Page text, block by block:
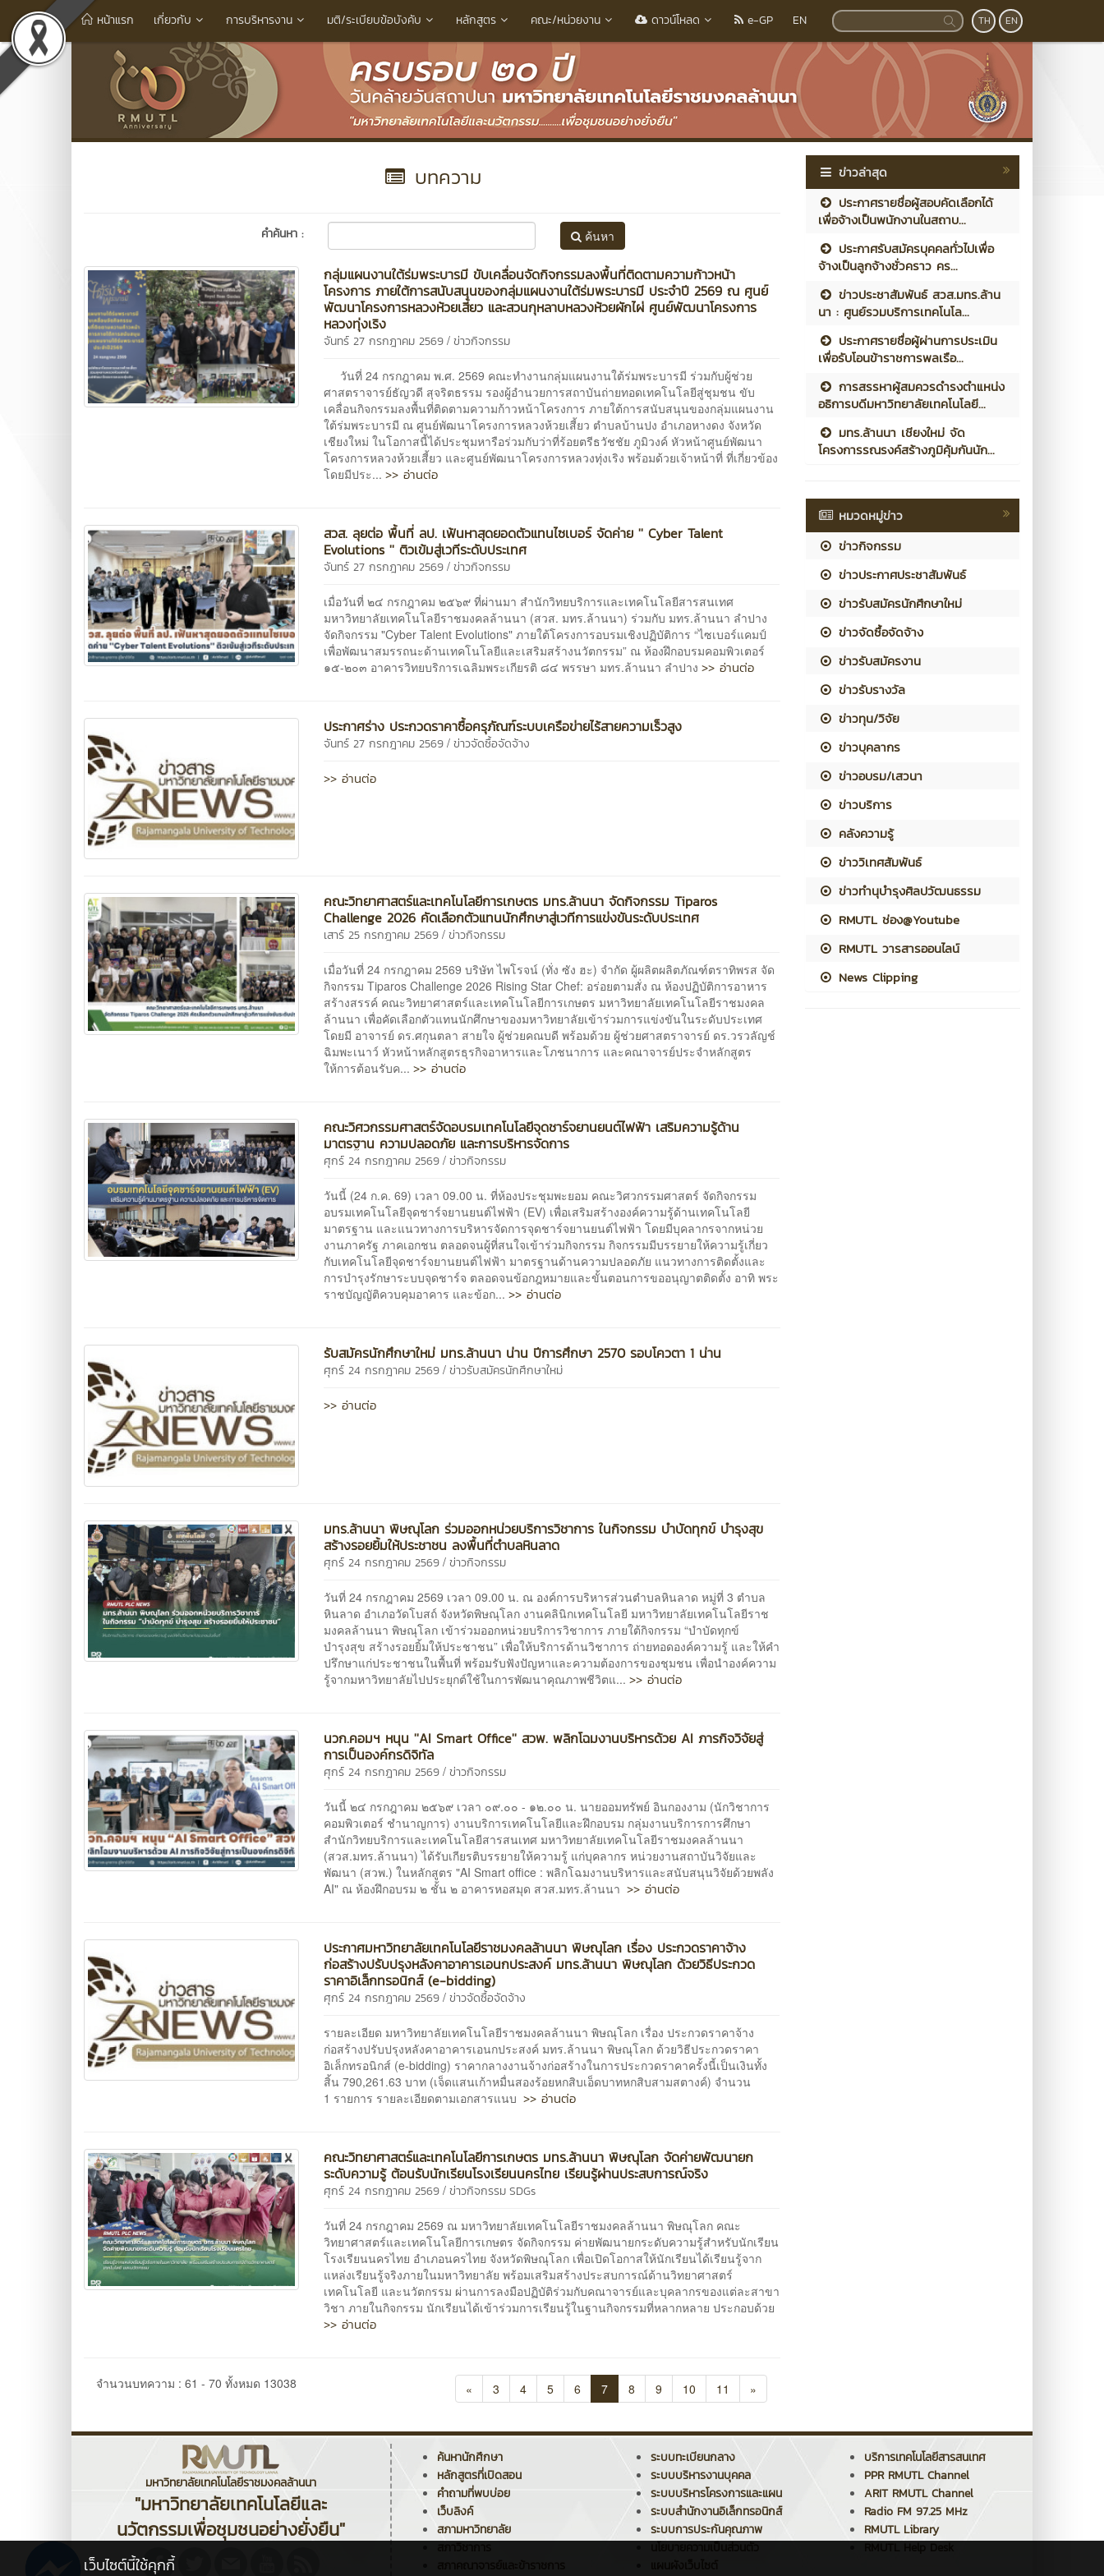
หน้าแรก เกี่ยวกับ การบริหารงาน มติ/ระเบียบข้อบังคับ หลักสูตร คณะ/หน่วยงาน ดาวน์โหลด e-GP EN TH EN
บทความ
คำค้นหา : ค้นหา
กลุ่มแผนงานใต้ร่มพระบารมี ขับเคลื่อนจัดกิจกรรมลงพื้นที่ติดตามความก้าวหน้า
โครงการ ภายใต้การสนับสนุนของกลุ่มแผนงานใต้ร่มพระบารมี ประจำปี 2569 ณ ศูนย์
พัฒนาโครงการหลวงห้วยเสี้ยว และสวนกุหลาบหลวงห้วยผักไผ่ ศูนย์พัฒนาโครงการ
หลวงทุ่งเริง
จันทร์ 27 กรกฎาคม 2569 /ข่าวกิจกรรม
วันที่ 24 กรกฎาคม พ.ศ. 2569 คณะทำงานกลุ่มแผนงานใต้ร่มพระบารมี ร่วมกับผู้ช่วย
ศาสตราจารย์ธัญวดี สุจริตธรรม รองผู้อำนวยการสถาบันถ่ายทอดเทคโนโลยีสู่ชุมชน ขับ
เคลื่อนกิจกรรมลงพื้นที่ติดตามความก้าวหน้าโครงการ ภายใต้การสนับสนุนของกลุ่มแผนงาน
ใต้ร่มพระบารมี ณ ศูนย์พัฒนาโครงการหลวงห้วยเสี้ยว ตำบลบ้านปง อำเภอหางดง จังหวัด
เชียงใหม่ ในโอกาสนี้ได้ประชุมหารือร่วมกับว่าที่ร้อยตรีธวัชชัย ภูมิวงค์ หัวหน้าศูนย์พัฒนา
โครงการหลวงห้วยเสี้ยว และศูนย์พัฒนาโครงการหลวงทุ่งเริง พร้อมด้วยเจ้าหน้าที่ ที่เกี่ยวข้อง
โดยมีประ...>> อ่านต่อ
สวส. ลุยต่อ พื้นที่ ลป. เฟ้นหาสุดยอดตัวแทนไซเบอร์ จัดค่าย '' Cyber Talent
Evolutions '' ติวเข้มสู่เวทีระดับประเทศ
จันทร์ 27 กรกฎาคม 2569 /ข่าวกิจกรรม
เมื่อวันที่ ๒๔ กรกฎาคม ๒๕๖๙ ที่ผ่านมา สำนักวิทยบริการและเทคโนโลยีสารสนเทศ
มหาวิทยาลัยเทคโนโลยีราชมงคลล้านนา (สวส. มทร.ล้านนา) ร่วมกับ มทร.ล้านนา ลำปาง
จัดกิจกรรม "Cyber Talent Evolutions" ภายใต้โครงการอบรมเชิงปฏิบัติการ “ไซเบอร์แคมป์
เพื่อพัฒนาสมรรถนะด้านเทคโนโลยีและเสริมสร้างนวัตกรรม” ณ ห้องฝึกอบรมคอมพิวเตอร์
๑๕-๒๐๓ อาคารวิทยบริการเฉลิมพระเกียรติ ๘๔ พรรษา มทร.ล้านนา ลำปาง>> อ่านต่อ
ประกาศร่าง ประกวดราคาซื้อครุภัณฑ์ระบบเครือข่ายไร้สายความเร็วสูง
จันทร์ 27 กรกฎาคม 2569 /ข่าวจัดซื้อจัดจ้าง
>> อ่านต่อ
คณะวิทยาศาสตร์และเทคโนโลยีการเกษตร มทร.ล้านนา จัดกิจกรรม Tiparos
Challenge 2026 คัดเลือกตัวแทนนักศึกษาสู่เวทีการแข่งขันระดับประเทศ
เสาร์ 25 กรกฎาคม 2569 /ข่าวกิจกรรม
เมื่อวันที่ 24 กรกฎาคม 2569 บริษัท ไพโรจน์ (ทั่ง ซัง ฮะ) จำกัด ผู้ผลิตผลิตภัณฑ์ตราทิพรส จัด
กิจกรรม Tiparos Challenge 2026 Rising Star Chef: อร่อยตามสั่ง ณ ห้องปฏิบัติการอาหาร
สร้างสรรค์ คณะวิทยาศาสตร์และเทคโนโลยีการเกษตร มหาวิทยาลัยเทคโนโลยีราชมงคล
ล้านนา เพื่อคัดเลือกตัวแทนนักศึกษาของมหาวิทยาลัยเข้าร่วมการแข่งขันในระดับประเทศ
โดยมี อาจารย์ ดร.ศกุนตลา สายใจ ผู้ช่วยคณบดี พร้อมด้วย ผู้ช่วยศาสตราจารย์ ดร.วรวลัญช์
ฉิมพะเนาว์ หัวหน้าหลักสูตรธุรกิจอาหารและโภชนาการ และคณาจารย์ประจำหลักสูตร
ให้การต้อนรับค...>> อ่านต่อ
คณะวิศวกรรมศาสตร์จัดอบรมเทคโนโลยีจุดชาร์จยานยนต์ไฟฟ้า เสริมความรู้ด้าน
มาตรฐาน ความปลอดภัย และการบริหารจัดการ
ศุกร์ 24 กรกฎาคม 2569 /ข่าวกิจกรรม
วันนี้ (24 ก.ค. 69) เวลา 09.00 น. ที่ห้องประชุมพะยอม คณะวิศวกรรมศาสตร์ จัดกิจกรรม
อบรมเทคโนโลยีจุดชาร์จยานยนต์ไฟฟ้า (EV) เพื่อเสริมสร้างองค์ความรู้ด้านเทคโนโลยี
มาตรฐาน และแนวทางการบริหารจัดการจุดชาร์จยานยนต์ไฟฟ้า โดยมีบุคลากรจากหน่วย
งานภาครัฐ ภาคเอกชน ตลอดจนผู้ที่สนใจเข้าร่วมกิจกรรม กิจกรรมมีบรรยายให้ความรู้เกี่ยว
กับเทคโนโลยีจุดชาร์จยานยนต์ไฟฟ้า มาตรฐานด้านความปลอดภัย แนวทางการติดตั้งและ
การบำรุงรักษาระบบจุดชาร์จ ตลอดจนข้อกฎหมายและขั้นตอนการขออนุญาตติดตั้ง อาทิ พระ
ราชบัญญัติควบคุมอาคาร และข้อก...>> อ่านต่อ
รับสมัครนักศึกษาใหม่ มทร.ล้านนา น่าน ปีการศึกษา 2570 รอบโควตา 1 น่าน
ศุกร์ 24 กรกฎาคม 2569 /ข่าวรับสมัครนักศึกษาใหม่
>> อ่านต่อ
มทร.ล้านนา พิษณุโลก ร่วมออกหน่วยบริการวิชาการ ในกิจกรรม บำบัดทุกข์ บำรุงสุข
สร้างรอยยิ้มให้ประชาชน ลงพื้นที่ตำบลหินลาด
ศุกร์ 24 กรกฎาคม 2569 /ข่าวกิจกรรม
วันที่ 24 กรกฎาคม 2569 เวลา 09.00 น. ณ องค์การบริหารส่วนตำบลหินลาด หมู่ที่ 3 ตำบล
หินลาด อำเภอวัดโบสถ์ จังหวัดพิษณุโลก งานคลินิกเทคโนโลยี มหาวิทยาลัยเทคโนโลยีราช
มงคลล้านนา พิษณุโลก เข้าร่วมออกหน่วยบริการวิชาการ ภายใต้กิจกรรม “บำบัดทุกข์
บำรุงสุข สร้างรอยยิ้มให้ประชาชน” เพื่อให้บริการด้านวิชาการ ถ่ายทอดองค์ความรู้ และให้คำ
ปรึกษาแก่ประชาชนในพื้นที่ พร้อมรับฟังปัญหาและความต้องการของชุมชน เพื่อนำองค์ความ
รู้จากมหาวิทยาลัยไปประยุกต์ใช้ในการพัฒนาคุณภาพชีวิตแ...>> อ่านต่อ
นวก.คอมฯ หนุน ''AI Smart Office'' สวพ. พลิกโฉมงานบริหารด้วย AI ภารกิจวิจัยสู่
การเป็นองค์กรดิจิทัล
ศุกร์ 24 กรกฎาคม 2569 /ข่าวกิจกรรม
วันนี้ ๒๔ กรกฎาคม ๒๕๖๙ เวลา ๐๙.๐๐ - ๑๒.๐๐ น. นายออมทรัพย์ อินกองงาม (นักวิชาการ
คอมพิวเตอร์ ชำนาญการ) งานบริการเทคโนโลยีและฝึกอบรม กลุ่มงานบริการการศึกษา
สำนักวิทยบริการและเทคโนโลยีสารสนเทศ มหาวิทยาลัยเทคโนโลยีราชมงคลล้านนา
(สวส.มทร.ล้านนา) ได้รับเกียรติบรรยายให้ความรู้ แก่บุคลากร หน่วยงานสถาบันวิจัยและ
พัฒนา (สวพ.) ในหลักสูตร "AI Smart office : พลิกโฉมงานบริหารและสนับสนุนวิจัยด้วยพลัง
AI" ณ ห้องฝึกอบรม ๒ ชั้น ๒ อาคารหอสมุด สวส.มทร.ล้านนา>> อ่านต่อ
ประกาศมหาวิทยาลัยเทคโนโลยีราชมงคลล้านนา พิษณุโลก เรื่อง ประกวดราคาจ้าง
ก่อสร้างปรับปรุงหลังคาอาคารเอนกประสงค์ มทร.ล้านนา พิษณุโลก ด้วยวิธีประกวด
ราคาอิเล็กทรอนิกส์ (e-bidding)
ศุกร์ 24 กรกฎาคม 2569 /ข่าวจัดซื้อจัดจ้าง
รายละเอียด มหาวิทยาลัยเทคโนโลยีราชมงคลล้านนา พิษณุโลก เรื่อง ประกวดราคาจ้าง
ก่อสร้างปรับปรุงหลังคาอาคารเอนกประสงค์ มทร.ล้านนา พิษณุโลก ด้วยวิธีประกวดราคา
อิเล็กทรอนิกส์ (e-bidding) ราคากลางงานจ้างก่อสร้างในการประกวดราคาครั้งนี้เป็นเงินทั้ง
สิ้น 790,261.63 บาท (เจ็ดแสนเก้าหมื่นสองร้อยหกสิบเอ็ดบาทหกสิบสามสตางค์) จำนวน
1 รายการ รายละเอียดตามเอกสารแนบ>> อ่านต่อ
คณะวิทยาศาสตร์และเทคโนโลยีการเกษตร มทร.ล้านนา พิษณุโลก จัดค่ายพัฒนายก
ระดับความรู้ ต้อนรับนักเรียนโรงเรียนนครไทย เรียนรู้ผ่านประสบการณ์จริง
ศุกร์ 24 กรกฎาคม 2569 /ข่าวกิจกรรม SDGs
วันที่ 24 กรกฎาคม 2569 ณ มหาวิทยาลัยเทคโนโลยีราชมงคลล้านนา พิษณุโลก คณะ
วิทยาศาสตร์และเทคโนโลยีการเกษตร จัดกิจกรรม ค่ายพัฒนายกระดับความรู้สำหรับนักเรียน
โรงเรียนนครไทย อำเภอนครไทย จังหวัดพิษณุโลก เพื่อเปิดโอกาสให้นักเรียนได้เรียนรู้จาก
แหล่งเรียนรู้จริงภายในมหาวิทยาลัย พร้อมเสริมสร้างประสบการณ์ด้านวิทยาศาสตร์
เทคโนโลยี และนวัตกรรม ผ่านการลงมือปฏิบัติร่วมกับคณาจารย์และบุคลากรของแต่ละสาขา
วิชา ภายในกิจกรรม นักเรียนได้เข้าร่วมการเรียนรู้ในฐานกิจกรรมที่หลากหลาย ประกอบด้วย
>> อ่านต่อ
จำนวนบทความ : 61 - 70 ทั้งหมด 13038 « 3 4 5 6 7 8 9 10 11 »
ข่าวล่าสุด
ประกาศรายชื่อผู้สอบคัดเลือกได้
เพื่อจ้างเป็นพนักงานในสถาบ...
ประกาศรับสมัครบุคคลทั่วไปเพื่อ
จ้างเป็นลูกจ้างชั่วคราว คร...
ข่าวประชาสัมพันธ์ สวส.มทร.ล้าน
นา : ศูนย์รวมบริการเทคโนโล...
ประกาศรายชื่อผู้ผ่านการประเมิน
เพื่อรับโอนข้าราชการพลเรือ...
การสรรหาผู้สมควรดำรงตำแหน่ง
อธิการบดีมหาวิทยาลัยเทคโนโลยี...
มทร.ล้านนา เชียงใหม่ จัด
โครงการรณรงค์สร้างภูมิคุ้มกันนัก...
หมวดหมู่ข่าว
ข่าวกิจกรรม
ข่าวประกาศประชาสัมพันธ์
ข่าวรับสมัครนักศึกษาใหม่
ข่าวจัดซื้อจัดจ้าง
ข่าวรับสมัครงาน
ข่าวรับรางวัล
ข่าวทุน/วิจัย
ข่าวบุคลากร
ข่าวอบรม/เสวนา
ข่าวบริการ
คลังความรู้
ข่าววิเทศสัมพันธ์
ข่าวทำนุบำรุงศิลปวัฒนธรรม
RMUTL ช่อง@Youtube
RMUTL วารสารออนไลน์
News Clipping
มหาวิทยาลัยเทคโนโลยีราชมงคลล้านนา
"มหาวิทยาลัยเทคโนโลยีและ
นวัตกรรมเพื่อชุมชนอย่างยั่งยืน"
ค้นหานักศึกษา
หลักสูตรที่เปิดสอน
คำถามที่พบบ่อย
เว็บลิงค์
สภามหาวิทยาลัย
ระบบทะเบียนกลาง
ระบบบริหารงานบุคคล
ระบบบริหารโครงการและแผน
ระบบสำนักงานอิเล็กทรอนิกส์
ระบบการประกันคุณภาพ
บริการเทคโนโลยีสารสนเทศ
PPR RMUTL Channel
ARIT RMUTL Channel
Radio FM 97.25 MHz
RMUTL Library
เว็บไซต์นี้ใช้คุกกี้